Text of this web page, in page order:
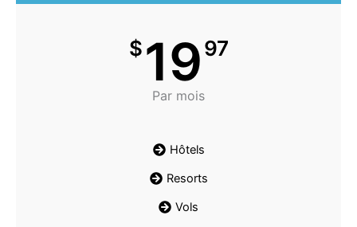
$1997
Par mois
Hôtels
Resorts
Vols